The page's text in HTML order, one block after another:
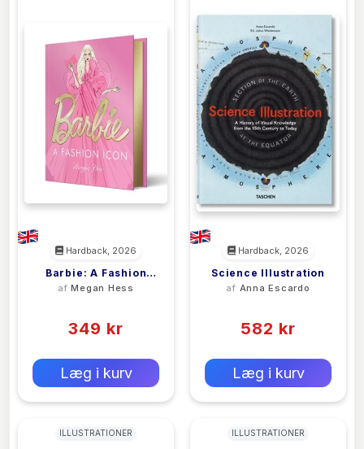
Hardback, 2026
Barbie: A Fashion
Icon
afMegan Hess
349 kr
Læg i kurv
Hardback, 2026
Science Illustration
af Anna Escardo
582 kr
Læg i kurv
ILLUSTRATIONER ILLUSTRATIONER